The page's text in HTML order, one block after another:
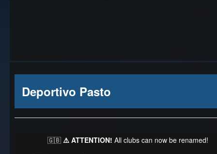
Deportivo Pasto
🇬🇧 ⚠️ ATTENTION! All clubs can now be renamed!